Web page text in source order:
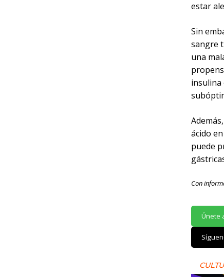
estar
Sin
sangre
una
insulina
ácido
puede
Con
Únete